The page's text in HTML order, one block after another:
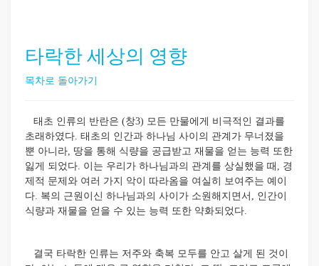
타락한 세상의 영향
목차로 돌아가기
태초 인류의 반란은 (창3) 모든 만물에게 비극적인 결과를
초래하였다. 태초의 인간과 하나님 사이의 관계가 무너졌을
뿐 아니라, 땅을 통해 식량을 공급받고 재물을 얻는 능력 또한
잃게 되었다. 이는 우리가 하나님과의 관계를 상실했을 때, 경
제적 문제와 여러 가지 악이 따라옴을 여실히 보여주는 예이
다. 복의 근원이신 하나님과의 사이가 소원해지면서, 인간이
식량과 재물을 얻을 수 있는 능력 또한 약화되었다.
결국 타락한 인류는 저주와 축복 모두를 안고 살게 된 것이